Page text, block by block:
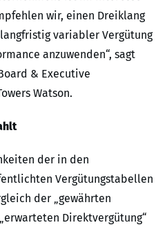
wir, einen Dreiklang
variabler Vergütung
anzuwenden“, sagt
& Executive
Watson.
der in den
Vergütungstabellen
der „gewährten
Direktvergütung“